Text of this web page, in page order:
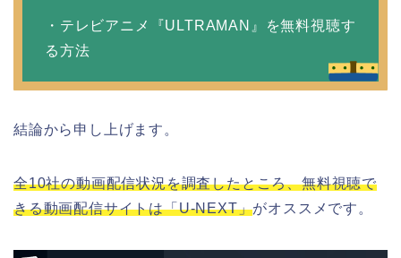
・テレビアニメ『ULTRAMAN』を無料視聴す
る方法
結論から申し上げます。
全10社の動画配信状況を調査したところ、無料視聴で
きる動画配信サイトは「U-NEXT」がオススメです。